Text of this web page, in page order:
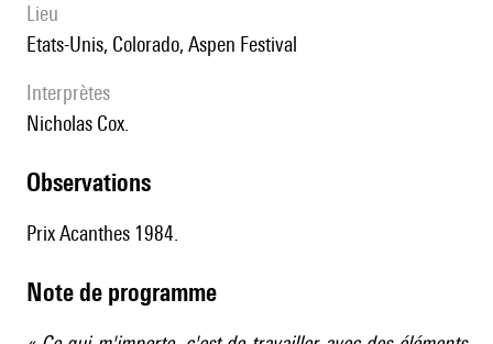
lieu
Etats-Unis, Colorado, Aspen Festival
interprètes
Nicholas Cox.
observations
Prix Acanthes 1984.
Note de programme